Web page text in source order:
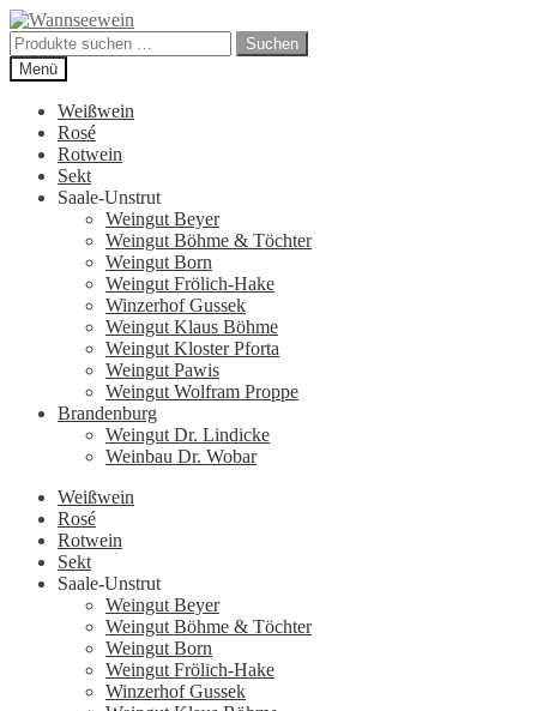
Zur
Navigation
springen
Zum
Inhalt
springen
Suchen
nach:
Suchen
Menü
Weißwein
Rosé
Rotwein
Sekt
Saale-Unstrut
Weingut Beyer
Weingut Böhme & Töchter
Weingut Born
Weingut Frölich-Hake
Winzerhof Gussek
Weingut Klaus Böhme
Weingut Kloster Pforta
Weingut Pawis
Weingut Wolfram Proppe
Brandenburg
Weingut Dr. Lindicke
Weinbau Dr. Wobar
Weißwein
Rosé
Rotwein
Sekt
Saale-Unstrut
Weingut Beyer
Weingut Böhme & Töchter
Weingut Born
Weingut Frölich-Hake
Winzerhof Gussek